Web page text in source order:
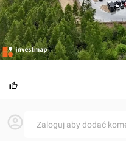
Zaloguj aby dodać